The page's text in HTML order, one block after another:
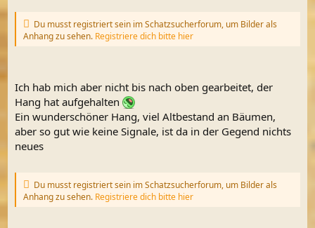
Du musst registriert sein im Schatzsucherforum, um Bilder als
Anhang zu sehen. Registriere dich bitte hier
Ich hab mich aber nicht bis nach oben gearbeitet, der
Hang hat aufgehalten
Ein wunderschöner Hang, viel Altbestand an Bäumen,
aber so gut wie keine Signale, ist da in der Gegend nichts
neues
Du musst registriert sein im Schatzsucherforum, um Bilder als
Anhang zu sehen. Registriere dich bitte hier